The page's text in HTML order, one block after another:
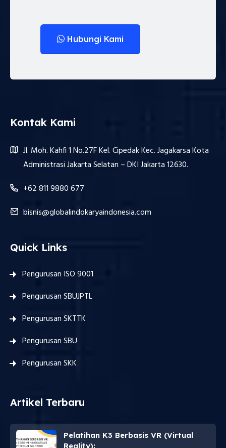
Hubungi Kami
Kontak Kami
Jl. Moh. Kahfi 1 No.27F Kel. Cipedak Kec. Jagakarsa Kota
Administrasi Jakarta Selatan – DKI Jakarta 12630.
+62 811 9880 677
bisnis@globalindokaryaindonesia.com
Quick Links
Pengurusan ISO 9001
Pengurusan SBUJPTL
Pengurusan SKTTK
Pengurusan SBU
Pengurusan SKK
Artikel Terbaru
Pelatihan K3 Berbasis VR (Virtual
Reality):